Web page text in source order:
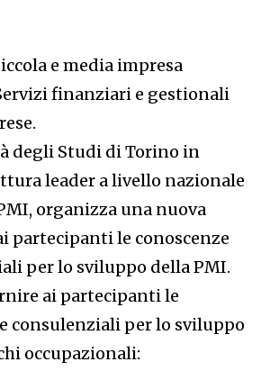
e media impresa
finanziari e gestionali
degli Studi di Torino in
leader a livello nazionale
organizza una nuova
partecipanti le conoscenze
per lo sviluppo della PMI.
ai partecipanti le
consulenziali per lo sviluppo
occupazionali: